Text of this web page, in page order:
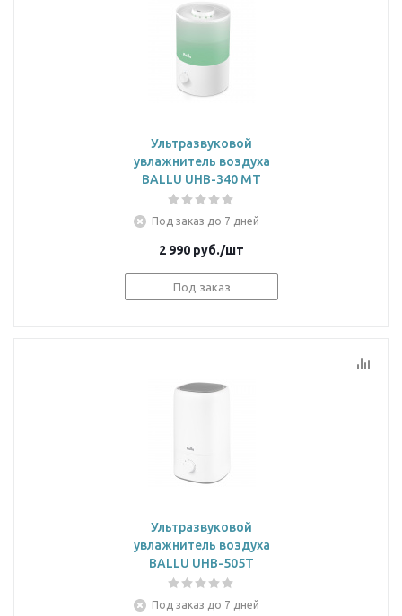
Ультразвуковой
увлажнитель воздуха
BALLU UHB-340 MT
Под заказ до 7 дней
2 990 руб./шт
Под заказ
Ультразвуковой
увлажнитель воздуха
BALLU UHB-505T
Под заказ до 7 дней